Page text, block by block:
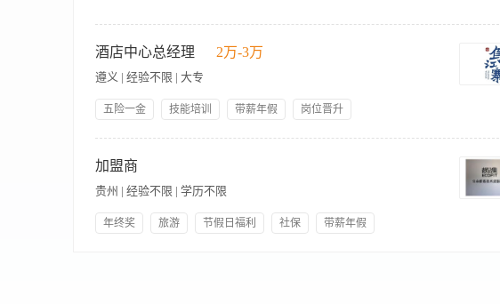
门店营收提升、客流维护和老客留存。 熟悉餐饮食品安全法规，注重卫生管理、服
排。 有餐饮资源、连锁品牌从业经验者优先录用。 薪资福利 薪资：底薪7000+门店
晋升空间（店长→区域经理→品牌负责人）
酒店中心总经理 2万-3万
遵义 | 经验不限 | 大专
五险一金 技能培训 带薪年假
岗位晋升
指标。 4、 负责制定酒店群的经营预算和决算，提出更新改造和投资计划。 5、 落
作和酒店安全管理工作。 7、 负责做好酒店群与各界人士的公共关系,树立酒店良好
培养人才，提高整个酒店的服务质量和员工素质。 【岗位要求】 1、大专及以上学历
理工作经验。 3、 熟悉酒店各部门服务及管理流程。 4、 善于管理和经营团队，事业
加盟商
贵州 | 经验不限 | 学历不限
年终奖 旅游 节假日福利 社保
带薪年假